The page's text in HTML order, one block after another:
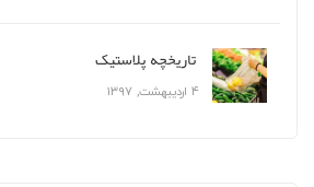
تاریخچه پلاستیک
۴ اردیبهشت, ۱۳۹۷